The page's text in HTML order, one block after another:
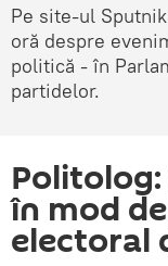
Pe site-ul
oră despre
politică - în
partidelor.
în mod
electoral